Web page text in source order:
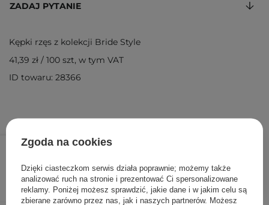
14,90 zł /szt.
DODAJ DO KOSZYKA
ZADAJ PYTANIE
Kępki rzęs z kolekcji Bride Style
41,39 zł / 100 szt, w tym VAT
ID towaru: 28366
Zgoda na cookies
Dzięki ciasteczkom serwis działa poprawnie; możemy także
analizować ruch na stronie i prezentować Ci spersonalizowane
reklamy. Poniżej możesz sprawdzić, jakie dane i w jakim celu są
zbierane zarówno przez nas, jak i naszych partnerów. Możesz